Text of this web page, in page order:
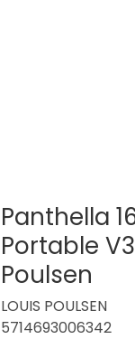
Panthella
Portable
Poulsen
LOUIS POULSEN
5714693006342